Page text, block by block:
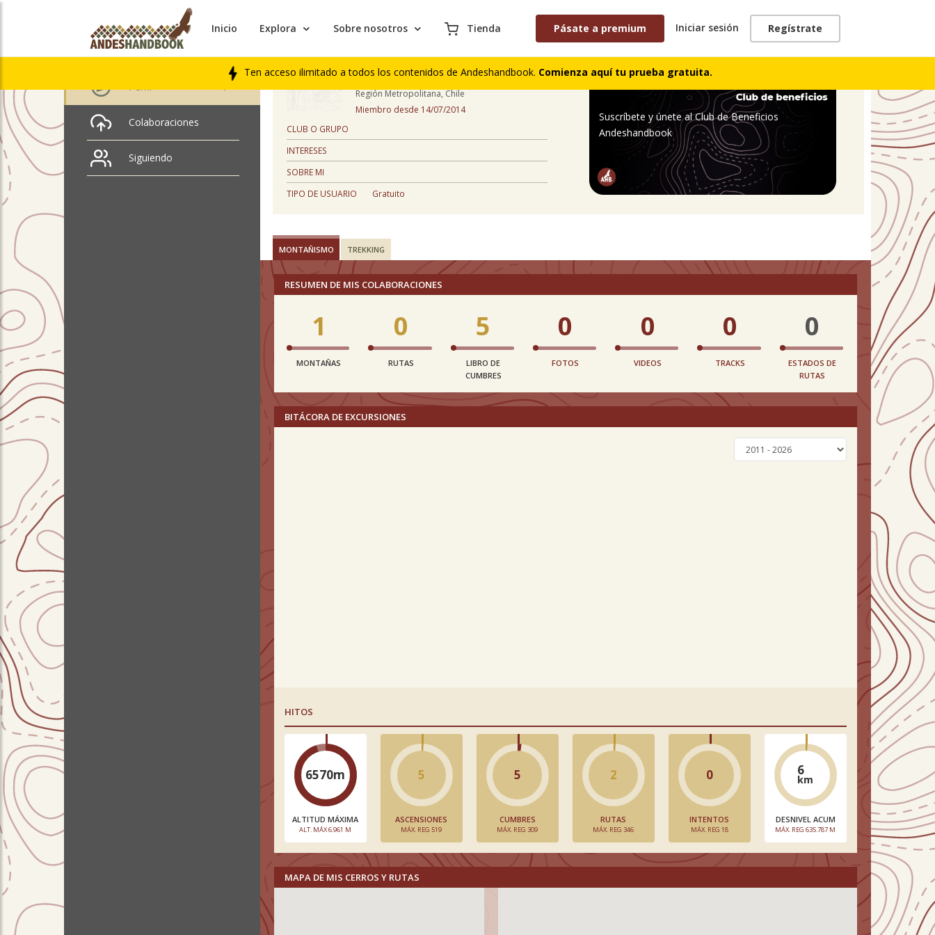
Inicio Explora Sobre nosotros Tienda Pásate a premium Iniciar sesión Regístrate
Ten acceso ilimitado a todos los contenidos de Andeshandbook. Comienza aquí tu prueba gratuita.
Patricio Gana
Perfil
Colaboraciones
Siguiendo
PERFIL
46 años
Región Metropolitana, Chile
Miembro desde 14/07/2014
CLUB O GRUPO
INTERESES
SOBRE MI
TIPO DE USUARIO
Gratuito
Suscríbete y únete al Club de Beneficios
Andeshandbook
MONTAÑISMO TREKKING
RESUMEN DE MIS COLABORACIONES
1
MONTAÑAS
0
RUTAS
5
LIBRO DE
CUMBRES
0
FOTOS
0
VIDEOS
0
TRACKS
0
ESTADOS DE
RUTAS
BITÁCORA DE EXCURSIONES
HITOS
6570m
ALTITUD MÁXIMA
ALT. MÁX 6.961 M
5
ASCENSIONES
MÁX. REG 519
5
CUMBRES
MÁX. REG 309
2
RUTAS
MÁX. REG 346
0
INTENTOS
MÁX. REG 18
6
km
DESNIVEL ACUM
MÁX. REG 635.787 M
MAPA DE MIS CERROS Y RUTAS